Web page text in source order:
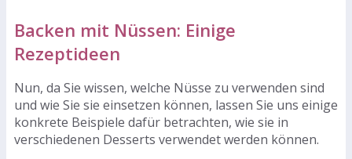
Backen mit Nüssen: Einige
Rezeptideen
Nun, da Sie wissen, welche Nüsse zu verwenden sind
und wie Sie sie einsetzen können, lassen Sie uns einige
konkrete Beispiele dafür betrachten, wie sie in
verschiedenen Desserts verwendet werden können.